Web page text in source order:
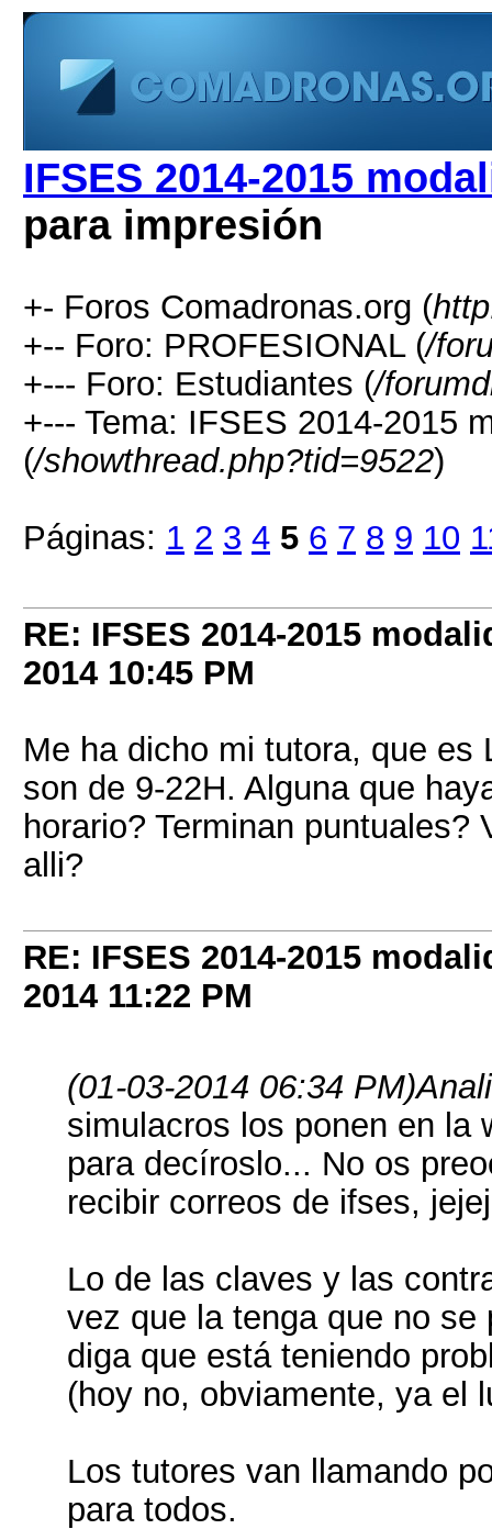
IFSES 2014-2015
para impresión
+- Foros Comadronas.org (
+-- Foro: PROFESIONAL (/
+--- Foro: Estudiantes (/
+--- Tema: IFSES 2014-2015
(/showthread.php?tid=9522)
Páginas: 1 2 3 4 5 6 7 8 9 10
RE: IFSES 2014-2015
2014 10:45 PM
Me ha dicho mi tutora, que es
son de 9-22H. Alguna que
horario? Terminan
alli?
RE: IFSES 2014-2015
2014 11:22 PM
(01-03-2014 06:34 PM)
simulacros los ponen en la
para decíroslo... No os
recibir correos de ifses,
Lo de las claves y las
vez que la tenga que no
diga que está teniendo
(hoy no, obviamente, ya el
Los tutores van llamando
para todos.